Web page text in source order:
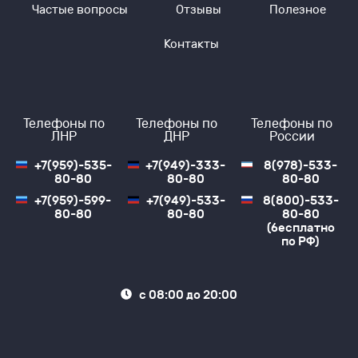
Места посадок: ост. «Ромашка».
Транспорт, курсирующий по этому направлению:
Стоимость багажа: 1 багаж — 1 без оплаты, Доп.
Багаж — 10%
Почему выбирают
Частые вопросы Отзывы Полезное
Контакты
Телефоны по
ЛНР
+7(959)-535-
80-80
+7(959)-599-
80-80
Телефоны по
ДНР
+7(949)-333-
80-80
+7(949)-533-
80-80
Телефоны по
России
8(978)-533-
80-80
8(800)-533-
80-80
(бесплатно
по РФ)
с 08:00 до 20:00